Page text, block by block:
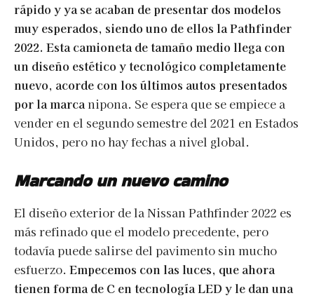
rápido y ya se acaban de presentar dos modelos
muy esperados, siendo uno de ellos la Pathfinder
2022. Esta camioneta de tamaño medio llega con
un diseño estético y tecnológico completamente
nuevo, acorde con los últimos autos presentados
por la marcanipona. Se espera que se empiece a
vender en el segundo semestre del 2021 en Estados
Unidos, pero no hay fechas a nivel global.
Marcando un nuevo camino
El diseño exterior de la Nissan Pathfinder 2022 es
más refinado que el modelo precedente, pero
todavía puede salirse del pavimento sin mucho
esfuerzo. Empecemos con las luces, que ahora
tienen forma de C en tecnología LED y le dan una